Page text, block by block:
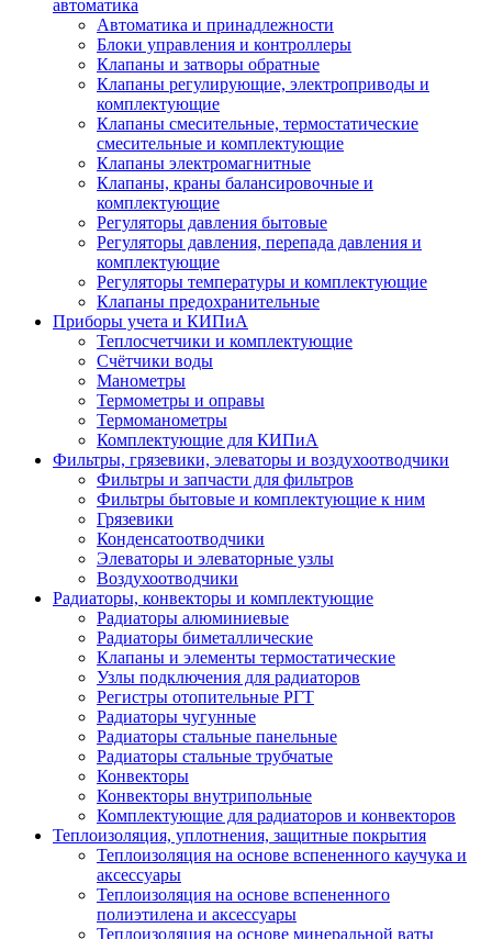
автоматика
Автоматика и принадлежности
Блоки управления и контроллеры
Клапаны и затворы обратные
Клапаны регулирующие, электроприводы и
комплектующие
Клапаны смесительные, термостатические
смесительные и комплектующие
Клапаны электромагнитные
Клапаны, краны балансировочные и
комплектующие
Регуляторы давления бытовые
Регуляторы давления, перепада давления и
комплектующие
Регуляторы температуры и комплектующие
Клапаны предохранительные
Приборы учета и КИПиА
Теплосчетчики и комплектующие
Счётчики воды
Манометры
Термометры и оправы
Термоманометры
Комплектующие для КИПиА
Фильтры, грязевики, элеваторы и воздухоотводчики
Фильтры и запчасти для фильтров
Фильтры бытовые и комплектующие к ним
Грязевики
Конденсатоотводчики
Элеваторы и элеваторные узлы
Воздухоотводчики
Радиаторы, конвекторы и комплектующие
Радиаторы алюминиевые
Радиаторы биметаллические
Клапаны и элементы термостатические
Узлы подключения для радиаторов
Регистры отопительные РГТ
Радиаторы чугунные
Радиаторы стальные панельные
Радиаторы стальные трубчатые
Конвекторы
Конвекторы внутрипольные
Комплектующие для радиаторов и конвекторов
Теплоизоляция, уплотнения, защитные покрытия
Теплоизоляция на основе вспененного каучука и
аксессуары
Теплоизоляция на основе вспененного
полиэтилена и аксессуары
Теплоизоляция на основе минеральной ваты